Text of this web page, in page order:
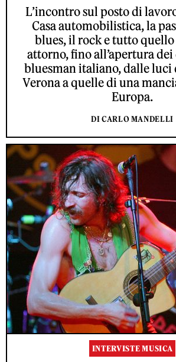
L’incontro sul posto di
Casa automobilistica, la
blues, il rock e tutto
attorno, fino all’apertura
bluesman italiano, dalle luci
Verona a quelle di una
Europa.
DI CARLO MANDELLI
INTERVISTE MUSICA